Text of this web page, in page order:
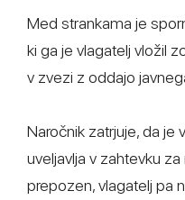
Med strankama je
ki ga je vlagatelj vložil
v zvezi z oddajo
Naročnik zatrjuje, da je
uveljavlja v zahtevku
prepozen, vlagatelj pa